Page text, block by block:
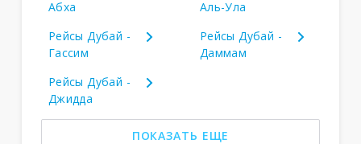
Абха
Аль-Ула
Рейсы Дубай -
Гассим
Рейсы Дубай -
Даммам
Рейсы Дубай -
Джидда
ПОКАЗАТЬ ЕЩЕ